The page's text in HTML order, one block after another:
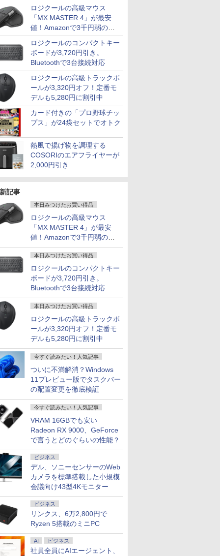
ロジクールの高級マウス
「MX MASTER 4」が最安
値！Amazonで3千円弱の割
引
ロジクールのコンパクトキー
ボードが3,720円引き。
Bluetoothで3台接続対応
ロジクールの高級トラックボ
ールが3,320円オフ！定番モ
デルも5,280円に割引中
カード付きの「プロ野球チッ
プス」が24袋セットでオトク
熱風で揚げ物を調理する
COSORIのエアフライヤーが
2,000円引き
記事
本日みつけたお買い得品
ロジクールの高級マウス
「MX MASTER 4」が最安
値！Amazonで3千円弱の割
引
本日みつけたお買い得品
ロジクールのコンパクトキー
ボードが3,720円引き。
Bluetoothで3台接続対応
本日みつけたお買い得品
ロジクールの高級トラックボ
ールが3,320円オフ！定番モ
デルも5,280円に割引中
今すぐ読みたい！人気記事
ついに不満解消？Windows
11プレビュー版でタスクバー
の配置変更を徹底検証
今すぐ読みたい！人気記事
VRAM 16GBでも安い
Radeon RX 9000、GeForce
で言うとどのぐらいの性能？
ビジネス
デル、ソニーセンサーのWeb
カメラを標準搭載した小規模
会議向け43型4Kモニター
ビジネス
リンクス、6万2,800円で
Ryzen 5搭載のミニPC
AI ビジネス
社員全員にAIエージェント、